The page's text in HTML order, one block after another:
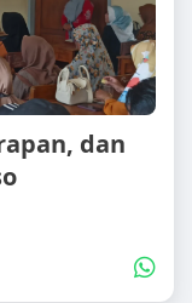
dan